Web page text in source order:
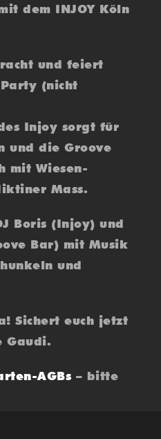
dem INJOY Köln
und feiert
(nicht
Injoy sorgt für
und die Groove
mit Wiesen-
Mass.
Boris (Injoy) und
Bar) mit Musik
und
Sichert euch jetzt
Gaudi.
AGBs – bitte